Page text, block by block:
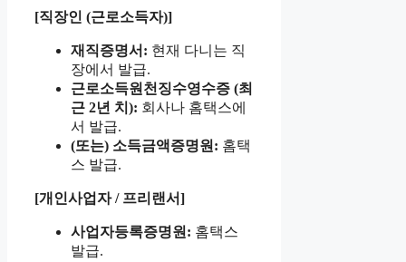
[직장인 (근로소득자)]
재직증명서: 현재 다니는 직
장에서 발급.
근로소득원천징수영수증 (최
근 2년 치): 회사나 홈택스에
서 발급.
(또는) 소득금액증명원: 홈택
스 발급.
[개인사업자 / 프리랜서]
사업자등록증명원: 홈택스
발급.